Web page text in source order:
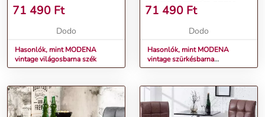
71 490 Ft
Dodo
Hasonlók, mint MODENA
vintage világosbarna szék
71 490 Ft
Dodo
Hasonlók, mint MODENA
vintage szürkésbarna
mikroszálas szék